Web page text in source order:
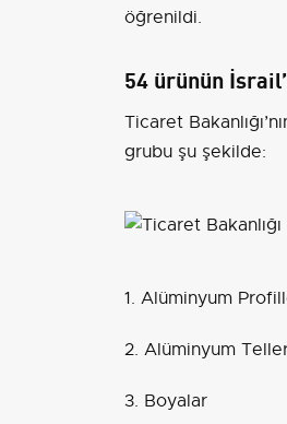
öğrenildi.
54 ürünün
Ticaret
grubu şu şekilde:
1. Alüminyum
2. Alüminyum
3. Boyalar